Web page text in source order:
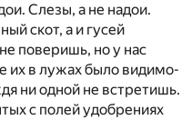
Слезы, а не надои.
скот, а и гусей
поверишь, но у нас
их в лужах было видимо-
ни одной не встретишь.
с полей удобрениях